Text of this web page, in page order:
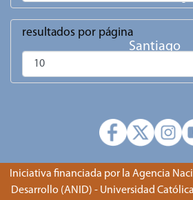
resultados por página
Santiago
Iniciativa financiada por la Agencia
Desarrollo (ANID) - Universidad